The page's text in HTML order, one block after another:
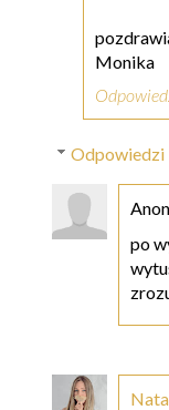
Monika
Odpowiedzi
po